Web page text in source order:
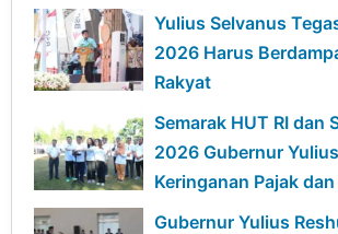
Yulius Selvanus
2026 Harus
Rakyat
Semarak HUT RI dan
2026 Gubernur
Keringanan Pajak
Ekonomi Hijau
Gubernur Yulius